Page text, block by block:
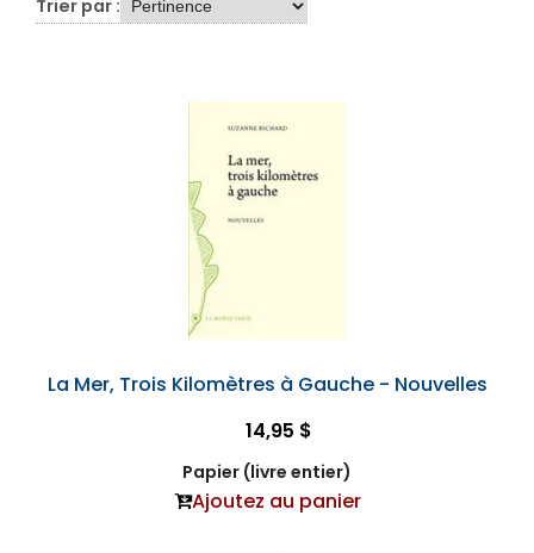
Trier par :
La Mer, Trois Kilomètres à Gauche - Nouvelles
14,95 $
Papier (livre entier)
Ajoutez au panier